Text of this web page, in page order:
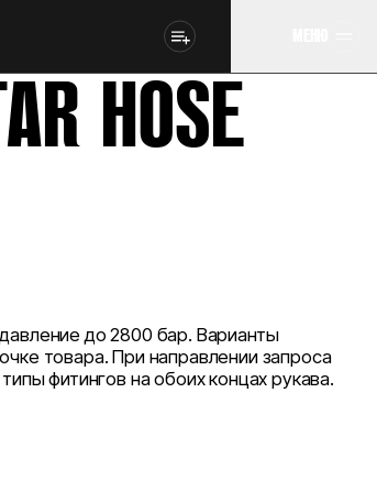
HOSE
до 2800 бар. Варианты
товара. При направлении запроса
фитингов на обоих концах рукава.